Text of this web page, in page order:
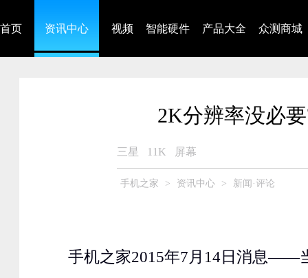
首页 资讯中心 视频 智能硬件 产品大全 众测商城
2K分辨率没必
三星 11K 屏幕
手机之家 > 资讯中心 > 新闻·评论
手机之家2015年7月14日消息——